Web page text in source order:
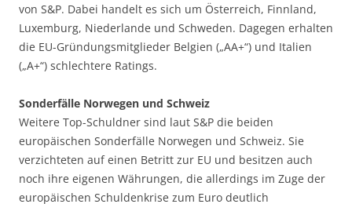
von S&P. Dabei handelt es sich um Österreich, Finnland,
Luxemburg, Niederlande und Schweden. Dagegen erhalten
die EU-Gründungsmitglieder Belgien („AA+“) und Italien
(„A+“) schlechtere Ratings.
Sonderfälle Norwegen und Schweiz
Weitere Top-Schuldner sind laut S&P die beiden
europäischen Sonderfälle Norwegen und Schweiz. Sie
verzichteten auf einen Betritt zur EU und besitzen auch
noch ihre eigenen Währungen, die allerdings im Zuge der
europäischen Schuldenkrise zum Euro deutlich